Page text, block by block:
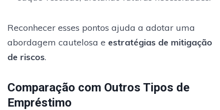
Reconhecer esses pontos ajuda a adotar uma
abordagem cautelosa e estratégias de mitigação
de riscos.
Comparação com Outros Tipos de
Empréstimo